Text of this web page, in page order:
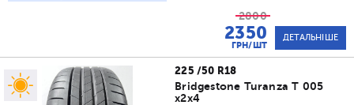
2800
2350
ГРН/ШТ
ДЕТАЛЬНІШЕ
225 /50 R18
Bridgestone Turanza T 005
x2x4